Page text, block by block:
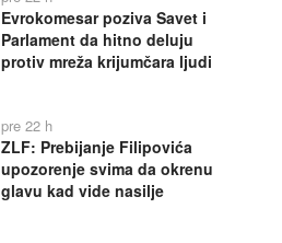
Evrokomesar poziva Savet i
Parlament da hitno deluju
protiv mreža krijumčara ljudi
pre 22 h
ZLF: Prebijanje Filipovića
upozorenje svima da okrenu
glavu kad vide nasilje